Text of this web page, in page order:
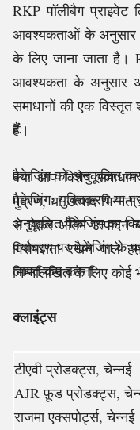
RKP पॉलीबैग प्राइवेट
आवश्यकताओं के अनुसार
के लिए जाना जाता है।
आवश्यकता के अनुसार
समाधानों की एक
हैं।
क्या आप विशेष
मुद्रण, या उत्पाद
से लेकर अंतिम उत्पादन
विशेषज्ञता रखने वाले
निम्नलिखित के लिए
हैं:
पैकेजिंग को अनुकूलित
पैकेजिंग: युक्तिकरण या
अनुकूलित पैकेजिंग का
पर्यावरण पर पैकेजिंग के
लागत कम करना
क्लाइंट्स
टीएवी प्रोडक्ट्स, चेन्नई
AJR फ़ूड प्रोडक्ट्स,
राजमा एक्सपोर्ट्स, चेन्नई